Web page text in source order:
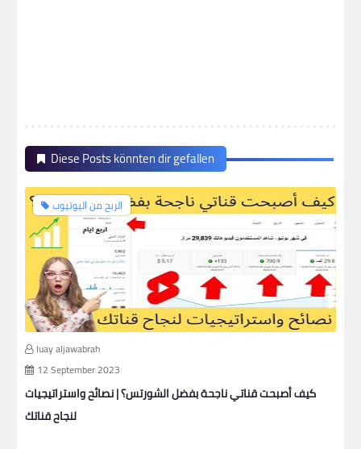
Diese Posts könnten dir gefallen
الربح من اليوتيوب
luay aljawabrah
12 September 2023
كيف أصبحت قناتي ناجحة بفضل الشورتس؟ | نصائح واستراتيجيات
لنجاح قناتك